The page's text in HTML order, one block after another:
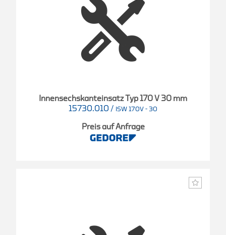
Innensechskanteinsatz Typ 170 V 30 mm
15730.010 / ISW 170V - 30
Preis auf Anfrage